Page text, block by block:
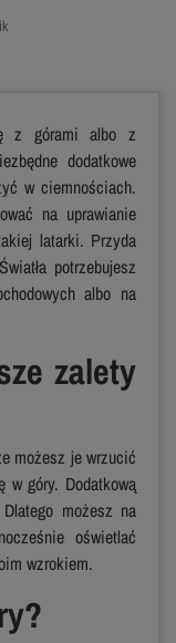
z górami albo z
dodatkowe
w ciemnościach.
na uprawianie
latarki. Przyda
potrzebujesz
albo na
zalety
możesz je wrzucić
w góry. Dodatkową
możesz na
oświetlać
wzrokiem.